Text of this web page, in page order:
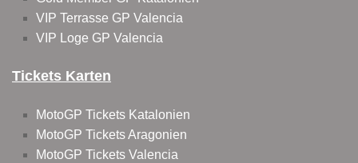
VIP Terrasse GP Valencia
VIP Loge GP Valencia
Tickets Karten
MotoGP Tickets Katalonien
MotoGP Tickets Aragonien
MotoGP Tickets Valencia